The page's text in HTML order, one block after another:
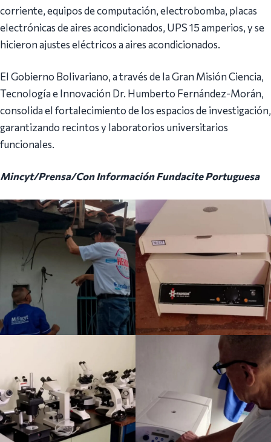
corriente, equipos de computación, electrobomba, placas
electrónicas de aires acondicionados, UPS 15 amperios, y se
hicieron ajustes eléctricos a aires acondicionados.
El Gobierno Bolivariano, a través de la Gran Misión Ciencia,
Tecnología e Innovación Dr. Humberto Fernández-Morán,
consolida el fortalecimiento de los espacios de investigación,
garantizando recintos y laboratorios universitarios
funcionales.
Mincyt/Prensa/Con Información Fundacite Portuguesa